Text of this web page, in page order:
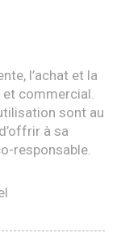
l’achat et la
et commercial.
sont au
à sa
responsable.